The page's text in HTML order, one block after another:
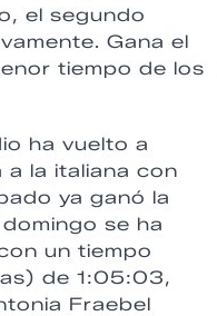
el segundo
Gana el
tiempo de los
ha vuelto a
la italiana con
ya ganó la
se ha
un tiempo
de 1:05:03,
Fraebel